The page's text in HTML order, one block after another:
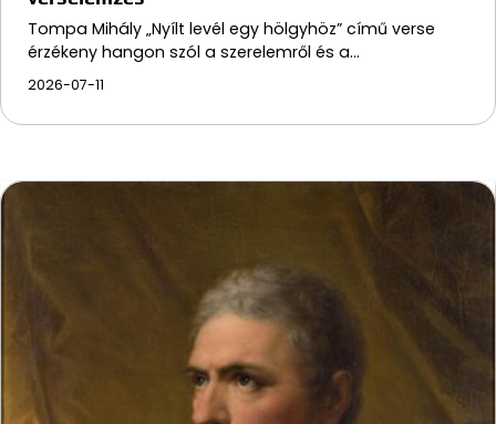
Tompa Mihály „Nyílt levél egy hölgyhöz” című verse
érzékeny hangon szól a szerelemről és a…
2026-07-11